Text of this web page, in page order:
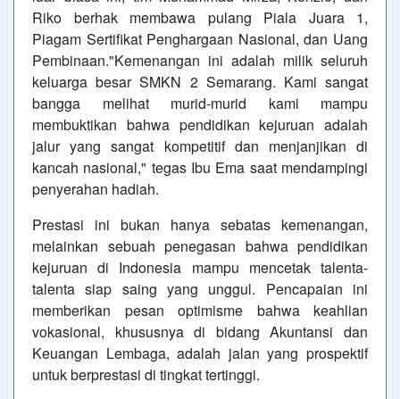
Riko berhak membawa pulang Piala Juara 1,
Piagam Sertifikat Penghargaan Nasional, dan Uang
Pembinaan."Kemenangan ini adalah milik seluruh
keluarga besar SMKN 2 Semarang. Kami sangat
bangga melihat murid-murid kami mampu
membuktikan bahwa pendidikan kejuruan adalah
jalur yang sangat kompetitif dan menjanjikan di
kancah nasional," tegas Ibu Ema saat mendampingi
penyerahan hadiah.
Prestasi ini bukan hanya sebatas kemenangan,
melainkan sebuah penegasan bahwa pendidikan
kejuruan di Indonesia mampu mencetak talenta-
talenta siap saing yang unggul. Pencapaian ini
memberikan pesan optimisme bahwa keahlian
vokasional, khususnya di bidang Akuntansi dan
Keuangan Lembaga, adalah jalan yang prospektif
untuk berprestasi di tingkat tertinggi.